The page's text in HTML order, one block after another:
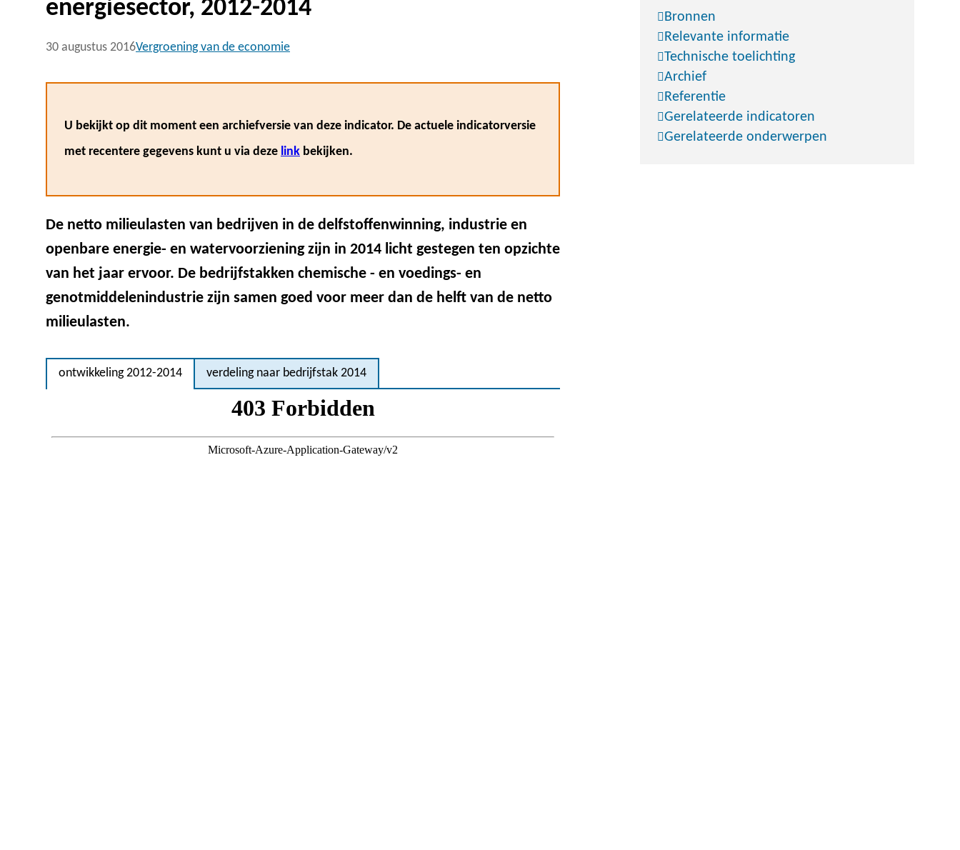
energiesector, 2012-2014
30 augustus 2016Vergroening van de economie
Bronnen
Relevante informatie
Technische toelichting
Archief
Referentie
Gerelateerde indicatoren
Gerelateerde onderwerpen
U bekijkt op dit moment een archiefversie van deze indicator. De actuele indicatorversie
met recentere gegevens kunt u via deze link bekijken.
De netto milieulasten van bedrijven in de delfstoffenwinning, industrie en
openbare energie- en watervoorziening zijn in 2014 licht gestegen ten opzichte
van het jaar ervoor. De bedrijfstakken chemische - en voedings- en
genotmiddelenindustrie zijn samen goed voor meer dan de helft van de netto
milieulasten.
ontwikkeling 2012-2014 verdeling naar bedrijfstak 2014